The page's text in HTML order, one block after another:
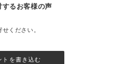
するお客様の声
ください。
トを書き込む